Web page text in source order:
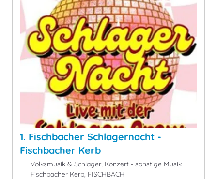
1. Fischbacher Schlagernacht -
Fischbacher Kerb
Volksmusik & Schlager, Konzert - sonstige Musik
Fischbacher Kerb, FISCHBACH